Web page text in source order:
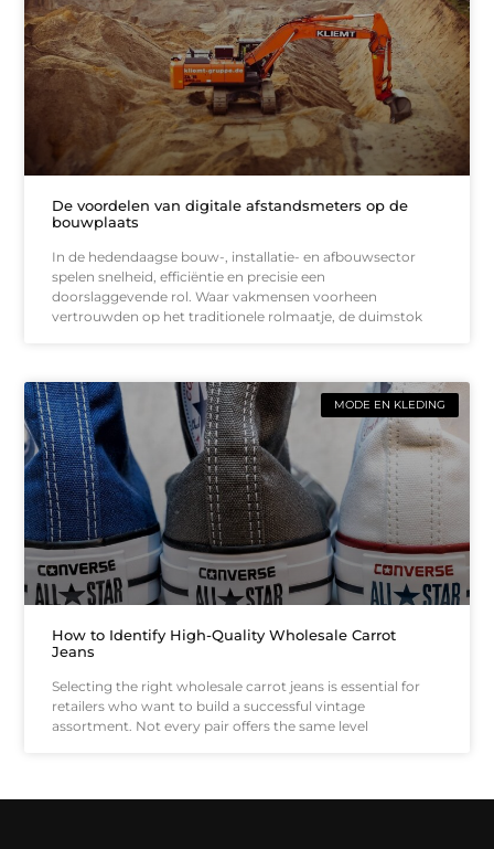
De voordelen van digitale afstandsmeters op de
bouwplaats
In de hedendaagse bouw-, installatie- en afbouwsector
spelen snelheid, efficiëntie en precisie een
doorslaggevende rol. Waar vakmensen voorheen
vertrouwden op het traditionele rolmaatje, de duimstok
MODE EN KLEDING
How to Identify High-Quality Wholesale Carrot
Jeans
Selecting the right wholesale carrot jeans is essential for
retailers who want to build a successful vintage
assortment. Not every pair offers the same level